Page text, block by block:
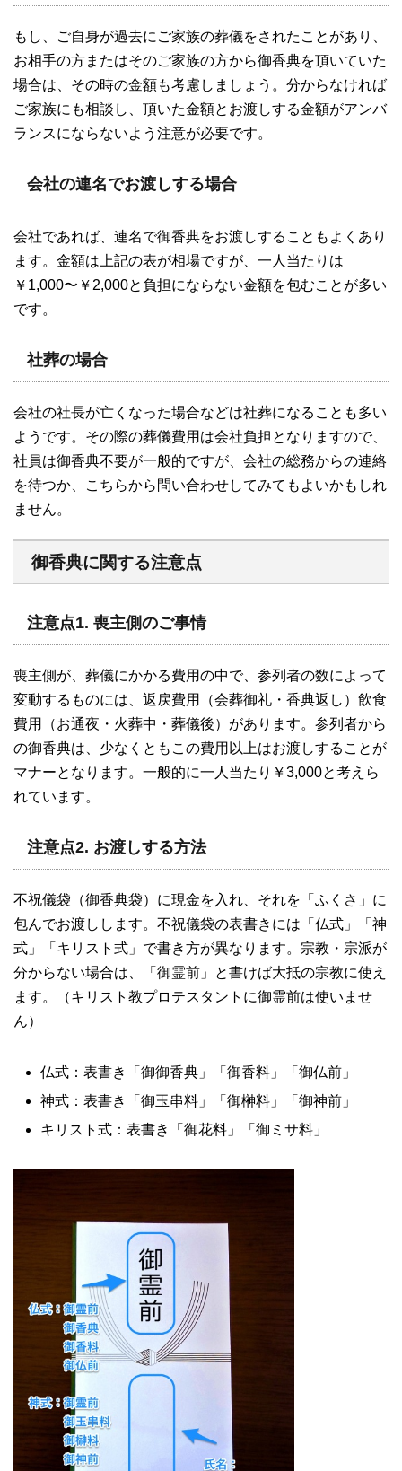
もし、ご自身が過去にご家族の葬儀をされたことがあり、
お相手の方またはそのご家族の方から御香典を頂いていた
場合は、その時の金額も考慮しましょう。分からなければ
ご家族にも相談し、頂いた金額とお渡しする金額がアンバ
ランスにならないよう注意が必要です。
会社の連名でお渡しする場合
会社であれば、連名で御香典をお渡しすることもよくあり
ます。金額は上記の表が相場ですが、一人当たりは
￥1,000〜￥2,000と負担にならない金額を包むことが多い
です。
社葬の場合
会社の社長が亡くなった場合などは社葬になることも多い
ようです。その際の葬儀費用は会社負担となりますので、
社員は御香典不要が一般的ですが、会社の総務からの連絡
を待つか、こちらから問い合わせしてみてもよいかもしれ
ません。
御香典に関する注意点
注意点1. 喪主側のご事情
喪主側が、葬儀にかかる費用の中で、参列者の数によって
変動するものには、返戻費用（会葬御礼・香典返し）飲食
費用（お通夜・火葬中・葬儀後）があります。参列者から
の御香典は、少なくともこの費用以上はお渡しすることが
マナーとなります。一般的に一人当たり￥3,000と考えら
れています。
注意点2. お渡しする方法
不祝儀袋（御香典袋）に現金を入れ、それを「ふくさ」に
包んでお渡しします。不祝儀袋の表書きには「仏式」「神
式」「キリスト式」で書き方が異なります。宗教・宗派が
分からない場合は、「御霊前」と書けば大抵の宗教に使え
ます。（キリスト教プロテスタントに御霊前は使いませ
ん）
仏式：表書き「御御香典」「御香料」「御仏前」
神式：表書き「御玉串料」「御榊料」「御神前」
キリスト式：表書き「御花料」「御ミサ料」